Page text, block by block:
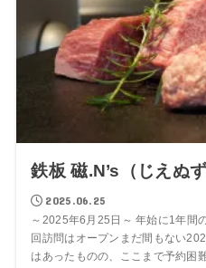
鉄板 磁.N’s（じえぬず
2025.06.25
～2025年6月25日～ 年始に1年間
回訪問はオープンまだ間もない
はあったものの、ここまで予約困